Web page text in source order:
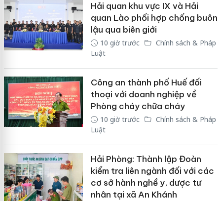
Hải quan khu vực IX và Hải
quan Lào phối hợp chống buôn
lậu qua biên giới
10 giờ trước
Chính sách & Pháp
Luật
Công an thành phố Huế đối
thoại với doanh nghiệp về
Phòng cháy chữa cháy
10 giờ trước
Chính sách & Pháp
Luật
Hải Phòng: Thành lập Đoàn
kiểm tra liên ngành đối với các
cơ sở hành nghề y, dược tư
nhân tại xã An Khánh